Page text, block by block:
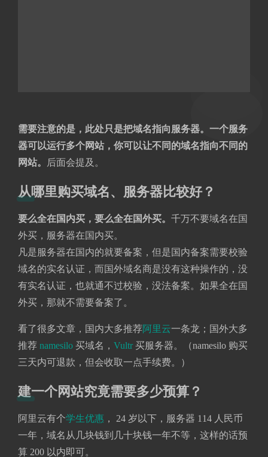
需要注意的是，此处只是把域名指向服务器。一个服务
器可以运行多个网站，你可以让不同的域名指向不同的
网站。
后面会提及。
从哪里购买域名、服务器比较好？
要么全在国内买，要么全在国外买。 千万不要域名在国
外买，服务器在国内买。
凡是服务器在国内的就要备案，但是国内备案需要校验
域名的实名认证，而国外域名商是没有这种操作的，没
有实名认证，也就通不过校验，没法备案。如果全在国
外买，那就不需要备案了。
看了很多文章，国内大多推荐阿里云一条龙；国外大多
推荐 namesilo 买域名， Vultr 买服务器。（namesilo 购买
三天内可退款，但会收取一点手续费。）
建一个网站究竟需要多少预算？
阿里云有个学生优惠 ， 24 岁以下，服务器 114 人民币
一年，域名从几块钱到几十块钱一年不等，这样的话预
算 200 以内即可。